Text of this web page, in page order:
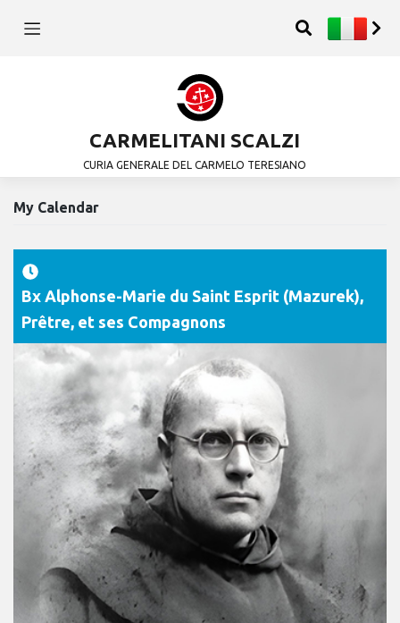
CARMELITANI SCALZI
CURIA GENERALE DEL CARMELO TERESIANO
My Calendar
Bx Alphonse-Marie du Saint Esprit (Mazurek),
Prêtre, et ses Compagnons